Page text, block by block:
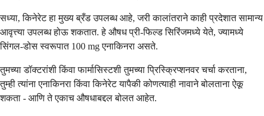
सध्या, किनेरेट हा मुख्य ब्रँड उपलब्ध आहे, जरी कालांतराने काही प्रदेशात सामान्य
आवृत्त्या उपलब्ध होऊ शकतात. हे औषध प्री-फिल्ड सिरिंजमध्ये येते, ज्यामध्ये
सिंगल-डोस स्वरूपात 100 mg एनाकिनरा असते.
तुमच्या डॉक्टरांशी किंवा फार्मासिस्टशी तुमच्या प्रिस्क्रिप्शनवर चर्चा करताना,
तुम्ही त्यांना एनाकिनरा किंवा किनेरेट यापैकी कोणत्याही नावाने बोलताना ऐकू
शकता - आणि ते एकाच औषधाबद्दल बोलत आहेत.